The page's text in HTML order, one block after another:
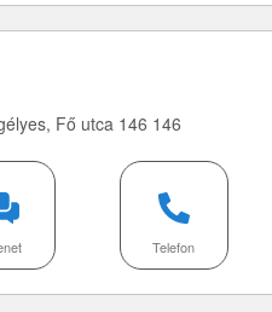
Fő utca 146 146
Telefon